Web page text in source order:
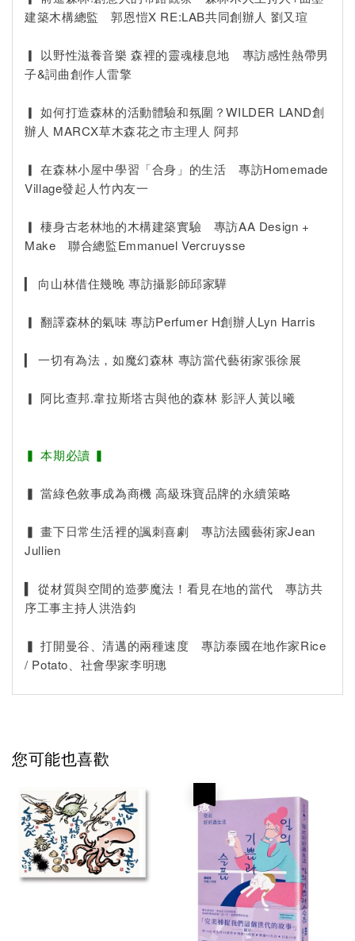
建築木構總監 郭恩愷X RE:LAB共同創辦人 劉又瑄
▎ 以野性滋養音樂 森裡的靈魂棲息地 專訪感性熱帶男
子&詞曲創作人雷擎
▎ 如何打造森林的活動體驗和氛圍？WILDER LAND創
辦人 MARCX草木森花之市主理人 阿邦
▎ 在森林小屋中學習「合身」的生活 專訪Homemade
Village發起人竹內友一
▎ 棲身古老林地的木構建築實驗 專訪AA Design +
Make 聯合總監Emmanuel Vercruysse
▎ 向山林借住幾晚 專訪攝影師邱家驊
▎ 翻譯森林的氣味 專訪Perfumer H創辦人Lyn Harris
▎ 一切有為法，如魔幻森林 專訪當代藝術家張徐展
▎ 阿比查邦.韋拉斯塔古與他的森林 影評人黃以曦
▍ 本期必讀 ▍
▍ 當綠色敘事成為商機 高級珠寶品牌的永續策略
▍ 畫下日常生活裡的諷刺喜劇 專訪法國藝術家Jean
Jullien
▍ 從材質與空間的造夢魔法！看見在地的當代 專訪共
序工事主持人洪浩鈞
▍ 打開曼谷、清邁的兩種速度 專訪泰國在地作家Rice
/ Potato、社會學家李明璁
您可能也喜歡